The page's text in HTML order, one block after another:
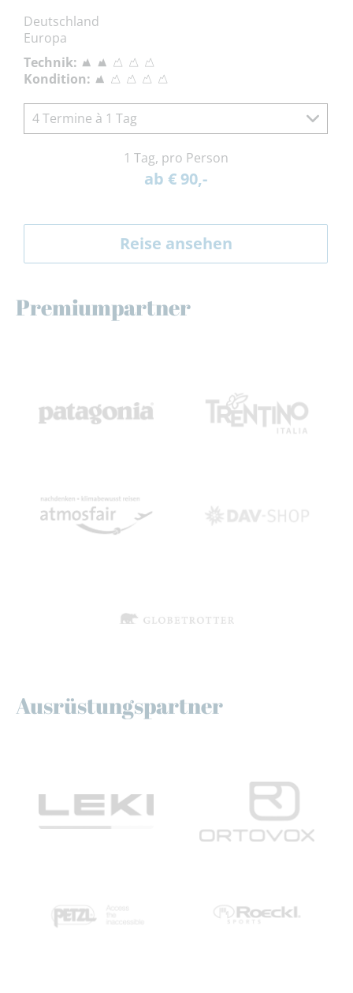
Deutschland
Europa
Technik:
Kondition:
4 Termine à 1 Tag
1 Tag, pro Person
ab € 90,-
Reise ansehen
Premiumpartner
Ausrüstungspartner